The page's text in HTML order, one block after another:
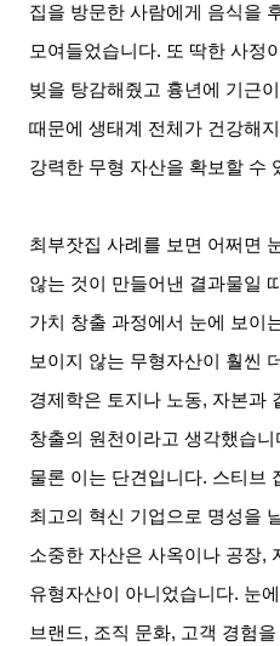
집을 방문한 사람에게 음식을
모여들었습니다. 또 딱한 사정
빚을 탕감해줬고 흉년에 기근
때문에 생태계 전체가 건강해
강력한 무형 자산을 확보할 수
최부잣집 사례를 보면 어쩌면
않는 것이 만들어낸 결과물일
가치 창출 과정에서 눈에 보이
보이지 않는 무형자산이 훨씬
경제학은 토지나 노동, 자본과
창출의 원천이라고 생각했습니
물론 이는 단견입니다. 스티브
최고의 혁신 기업으로 명성을
소중한 자산은 사옥이나 공장,
유형자산이 아니었습니다. 눈
브랜드, 조직 문화, 고객 경험